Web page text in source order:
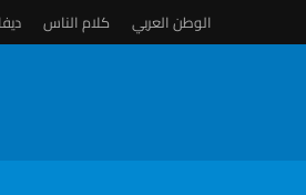
الوطن العربي كلام الناس ديفا